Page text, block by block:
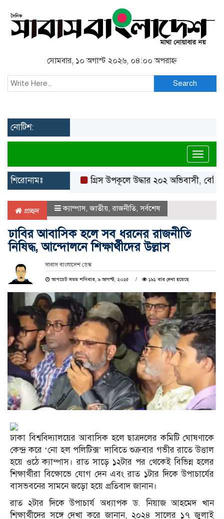
সোমবার, ১০ অগাস্ট ২০২৬, ০৪:০০ অপরাহ্ন
Search
নোটিশ:
শিরোনামঃ গ্রিস উপকূলে উদ্ধার ২০২ অভিবাসী, বেশিরভাগই
প্রচ্ছদ ক্যাম্পাস,জাতীয়, রাজনীতি,সর্বশেষ
ঢাবির আবাসিক হলে সব ধরনের রাজনীতি
নিষিদ্ধ, আন্দোলনে শিক্ষার্থীদের উল্লাস
সাবাস বাংলাদেশ ডেস্ক
আপডেট সময় শনিবার, ৯ আগস্ট, ২০২৫ ১৯১ বার দেখা হয়েছে
ঢাকা বিশ্ববিদ্যালয়ের আবাসিক হলে ছাত্রদলের কমিটি ঘোষণাকে
কেন্দ্র করে ‘নো হল পলিটিক্স’ দাবিতে শুক্রবার গভীর রাতে উত্তাল
হয়ে ওঠে ক্যাম্পাস। রাত সাড়ে ১২টার পর থেকেই বিভিন্ন হলের
শিক্ষার্থীরা বিক্ষোভে যোগ দেন এবং রাত ১টার দিকে উপাচার্যের
বাসভবনের সামনে জড়ো হয়ে প্রতিবাদ জানান।
রাত ২টার দিকে উপাচার্য অধ্যাপক ড. নিয়াজ আহমেদ খান
শিক্ষার্থীদের সঙ্গে দেখা করে জানান, ২০২৪ সালের ১৭ জুলাই